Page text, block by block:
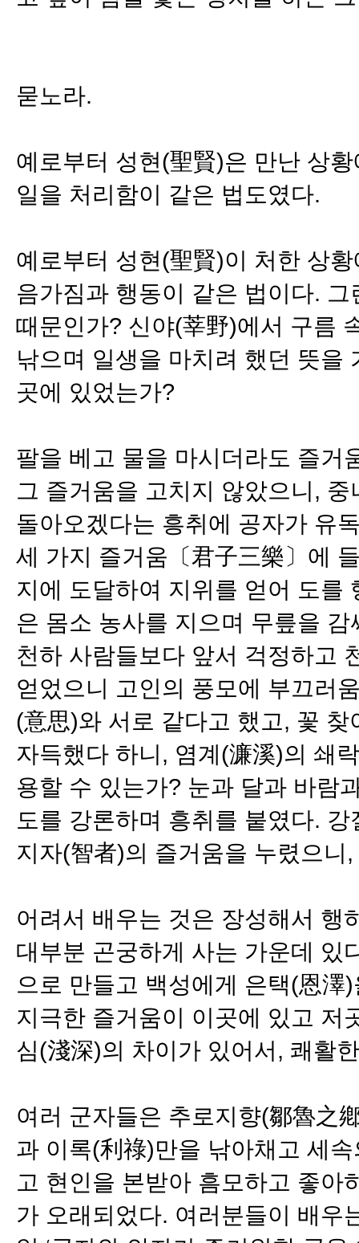
묻노라.
예로부터 성현(聖賢)은 만난 상
일을 처리함이 같은 법도였다.
예로부터 성현(聖賢)이 처한 상
음가짐과 행동이 같은 법이다.
때문인가? 신야(莘野)에서 구름
낚으며 일생을 마치려 했던 뜻을
곳에 있었는가?
팔을 베고 물을 마시더라도 즐거
그 즐거움을 고치지 않았으니,
돌아오겠다는 흥취에 공자가 유
세 가지 즐거움〔君子三樂〕에
지에 도달하여 지위를 얻어 도를
은 몸소 농사를 지으며 무릎을
천하 사람들보다 앞서 걱정하고
얻었으니 고인의 풍모에 부끄러
(意思)와 서로 같다고 했고, 꽃
자득했다 하니, 염계(濂溪)의 쇄
용할 수 있는가? 눈과 달과 바람
도를 강론하며 흥취를 붙였다.
지자(智者)의 즐거움을 누렸으
어려서 배우는 것은 장성해서 행
대부분 곤궁하게 사는 가운데 있
으로 만들고 백성에게 은택(恩澤
지극한 즐거움이 이곳에 있고 저
심(淺深)의 차이가 있어서, 쾌활
여러 군자들은 추로지향(鄒魯之
과 이록(利祿)만을 낚아채고 세
고 현인을 본받아 흠모하고 좋아
가 오래되었다. 여러분들이 배우